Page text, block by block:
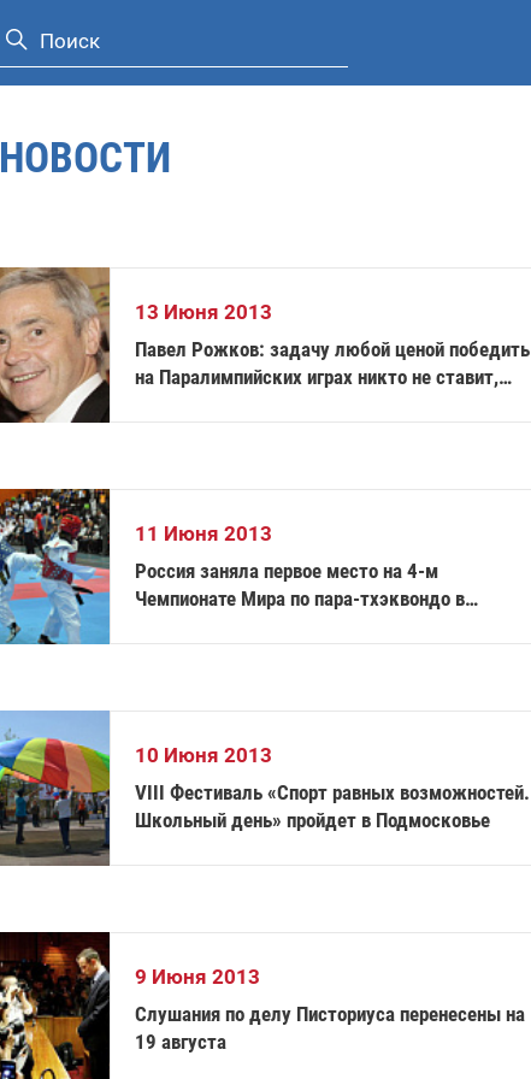
НОВОСТИ
13 Июня 2013
Павел Рожков: задачу любой ценой победить
на Паралимпийских играх никто не ставит,
11 Июня 2013
Россия заняла первое место на 4-м
Чемпионате Мира по пара-тхэквондо в
10 Июня 2013
VIII Фестиваль «Спорт равных возможностей.
Школьный день» пройдет в Подмосковье
9 Июня 2013
Слушания по делу Писториуса перенесены на
19 августа